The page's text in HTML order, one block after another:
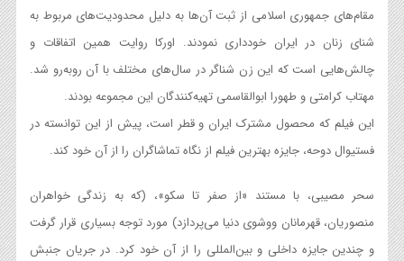
مقام‌های جمهوری اسلامی از ثبت آن‌ها به دلیل محدودیت‌های مربوط به
شنای زنان در ایران خودداری نمودند. اورکا روایت همین اتفاقات و
چالش‌هایی است که این زن شناگر در سال‌های مختلف با آن روبه‌رو شد.
مهتاب کرامتی و طهورا ابوالقاسمی تهیه‌کنندگان این مجموعه بودند.
این فیلم که محصول مشترک ایران و قطر است، پیش از این توانسته در
فستیوال دوحه، جایزه بهترین فیلم از نگاه تماشاگران را از آن خود کند.
سحر مصیبی، با مستند «از صفر تا سکو»، (که به زندگی خواهران
منصوریان، قهرمانان ووشوی دنیا می‌پردازد) مورد توجه بسیاری قرار گرفت
و چندین جایزه داخلی و بین‌المللی را از آن خود کرد. در جریان جنبش